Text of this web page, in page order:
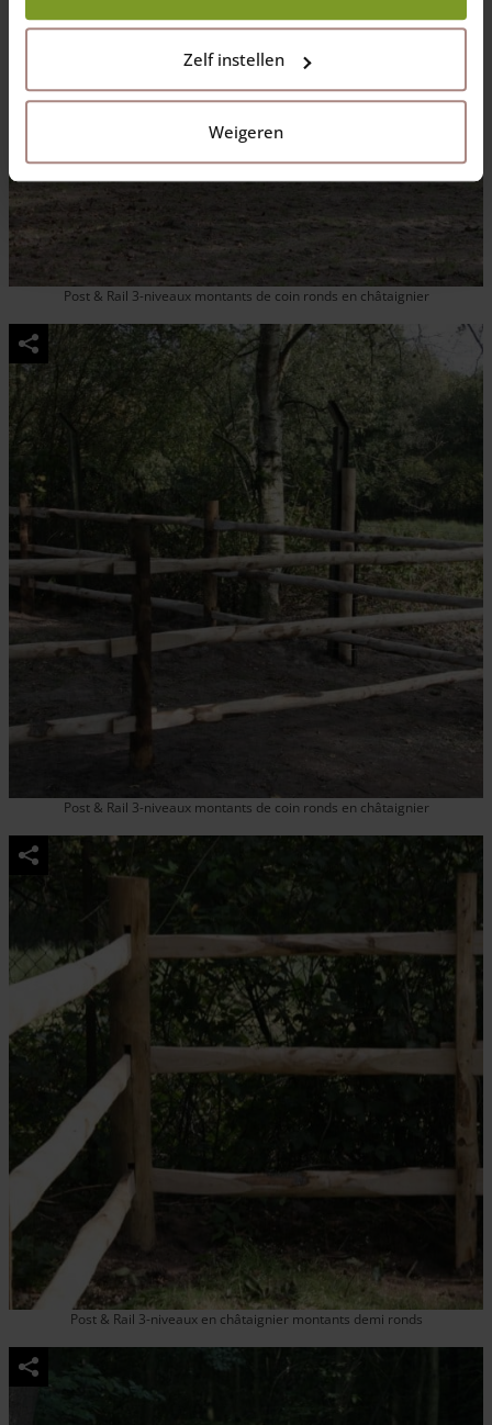
Zelf instellen
Weigeren
Post & Rail 3-niveaux montants de coin ronds en châtaignier
Post & Rail 3-niveaux montants de coin ronds en châtaignier
Post & Rail 3-niveaux en châtaignier montants demi ronds